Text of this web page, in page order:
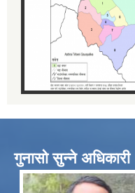
गुनासो सुन्ने अधिकारी